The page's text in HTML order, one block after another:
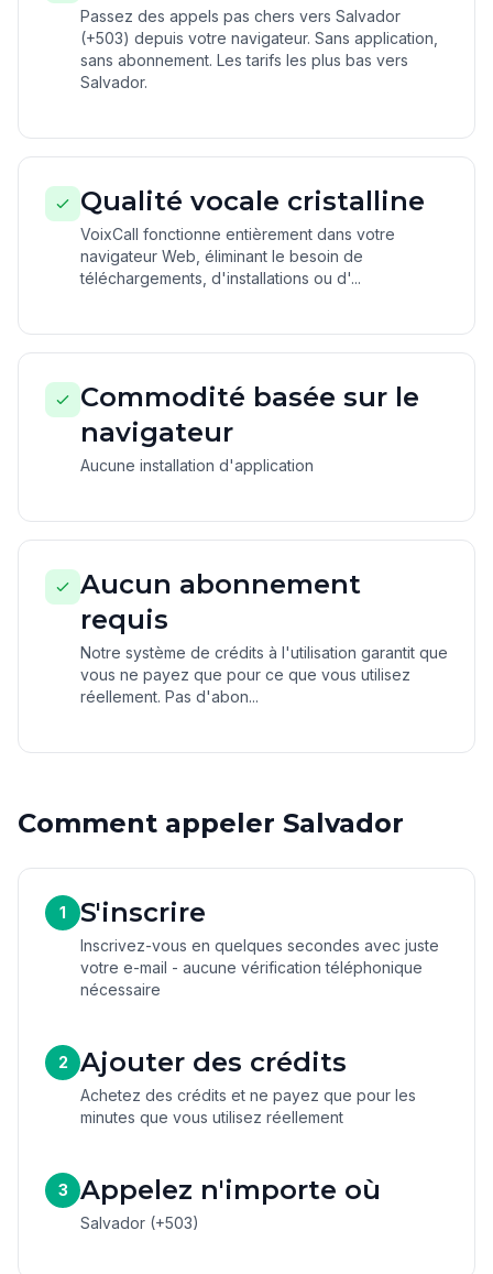
Passez des appels pas chers vers Salvador
(+503) depuis votre navigateur. Sans application,
sans abonnement. Les tarifs les plus bas vers
Salvador.
Qualité vocale cristalline
VoixCall fonctionne entièrement dans votre
navigateur Web, éliminant le besoin de
téléchargements, d'installations ou d'...
Commodité basée sur le
navigateur
Aucune installation d'application
Aucun abonnement
requis
Notre système de crédits à l'utilisation garantit que
vous ne payez que pour ce que vous utilisez
réellement. Pas d'abon...
Comment appeler Salvador
1 S'inscrire
Inscrivez-vous en quelques secondes avec juste
votre e-mail - aucune vérification téléphonique
nécessaire
2 Ajouter des crédits
Achetez des crédits et ne payez que pour les
minutes que vous utilisez réellement
3 Appelez n'importe où
Salvador (+503)